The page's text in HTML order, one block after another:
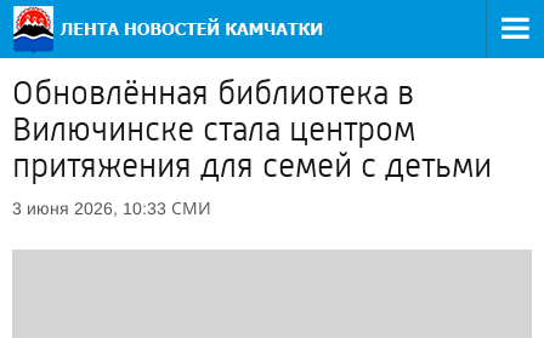
Обновлённая библиотека в
Вилючинске стала центром
притяжения для семей с детьми
3 июня 2026, 10:33 СМИ